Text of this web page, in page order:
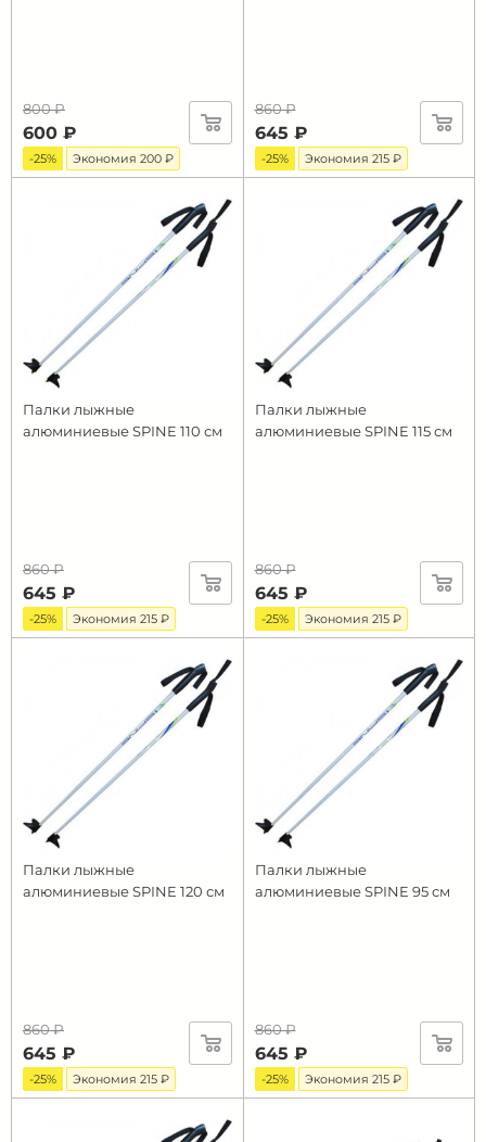
-25% Экономия 200 ₽
800 ₽
600 ₽
-25% Экономия 215 ₽
860 ₽
645 ₽
Палки лыжные
алюминиевые SPINE 110 см
-25% Экономия 215 ₽
860 ₽
645 ₽
Палки лыжные
алюминиевые SPINE 115 см
-25% Экономия 215 ₽
860 ₽
645 ₽
Палки лыжные
алюминиевые SPINE 120 см
-25% Экономия 215 ₽
860 ₽
645 ₽
Палки лыжные
алюминиевые SPINE 95 см
-25% Экономия 215 ₽
860 ₽
645 ₽